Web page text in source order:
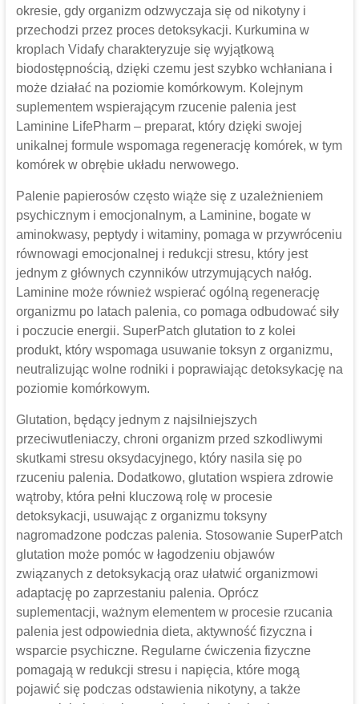
okresie, gdy organizm odzwyczaja się od nikotyny i
przechodzi przez proces detoksykacji. Kurkumina w
kroplach Vidafy charakteryzuje się wyjątkową
biodostępnością, dzięki czemu jest szybko wchłaniana i
może działać na poziomie komórkowym. Kolejnym
suplementem wspierającym rzucenie palenia jest
Laminine LifePharm – preparat, który dzięki swojej
unikalnej formule wspomaga regenerację komórek, w tym
komórek w obrębie układu nerwowego.
Palenie papierosów często wiąże się z uzależnieniem
psychicznym i emocjonalnym, a Laminine, bogate w
aminokwasy, peptydy i witaminy, pomaga w przywróceniu
równowagi emocjonalnej i redukcji stresu, który jest
jednym z głównych czynników utrzymujących nałóg.
Laminine może również wspierać ogólną regenerację
organizmu po latach palenia, co pomaga odbudować siły
i poczucie energii. SuperPatch glutation to z kolei
produkt, który wspomaga usuwanie toksyn z organizmu,
neutralizując wolne rodniki i poprawiając detoksykację na
poziomie komórkowym.
Glutation, będący jednym z najsilniejszych
przeciwutleniaczy, chroni organizm przed szkodliwymi
skutkami stresu oksydacyjnego, który nasila się po
rzuceniu palenia. Dodatkowo, glutation wspiera zdrowie
wątroby, która pełni kluczową rolę w procesie
detoksykacji, usuwając z organizmu toksyny
nagromadzone podczas palenia. Stosowanie SuperPatch
glutation może pomóc w łagodzeniu objawów
związanych z detoksykacją oraz ułatwić organizmowi
adaptację po zaprzestaniu palenia. Oprócz
suplementacji, ważnym elementem w procesie rzucania
palenia jest odpowiednia dieta, aktywność fizyczna i
wsparcie psychiczne. Regularne ćwiczenia fizyczne
pomagają w redukcji stresu i napięcia, które mogą
pojawić się podczas odstawienia nikotyny, a także